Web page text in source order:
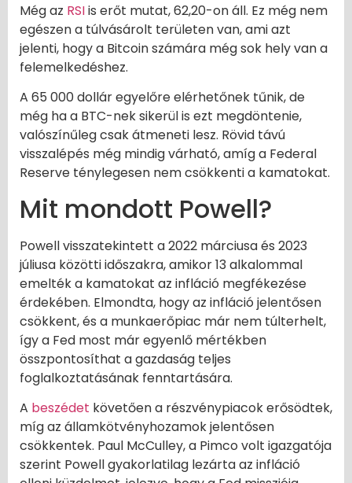
Még az RSIis erőt mutat, 62,20-on áll. Ez még nem
egészen a túlvásárolt területen van, ami azt
jelenti, hogy a Bitcoin számára még sok hely van a
felemelkedéshez.
A 65 000 dollár egyelőre elérhetőnek tűnik, de
még ha a BTC-nek sikerül is ezt megdöntenie,
valószínűleg csak átmeneti lesz. Rövid távú
visszalépés még mindig várható, amíg a Federal
Reserve ténylegesen nem csökkenti a kamatokat.
Mit mondott Powell?
Powell visszatekintett a 2022 márciusa és 2023
júliusa közötti időszakra, amikor 13 alkalommal
emelték a kamatokat az infláció megfékezése
érdekében. Elmondta, hogy az infláció jelentősen
csökkent, és a munkaerőpiac már nem túlterhelt,
így a Fed most már egyenlő mértékben
összpontosíthat a gazdaság teljes
foglalkoztatásának fenntartására.
A beszédet követően a részvénypiacok erősödtek,
míg az államkötvényhozamok jelentősen
csökkentek. Paul McCulley, a Pimco volt igazgatója
szerint Powell gyakorlatilag lezárta az infláció